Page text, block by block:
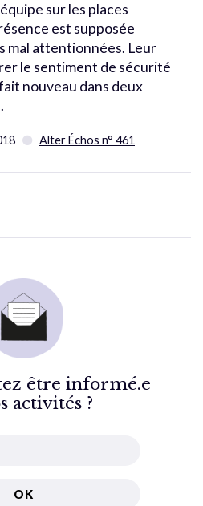
sur les places
est supposée
mal attentionnées. Leur
le sentiment de sécurité
nouveau dans deux
Alter Échos n° 461
être informé.e
activités ?